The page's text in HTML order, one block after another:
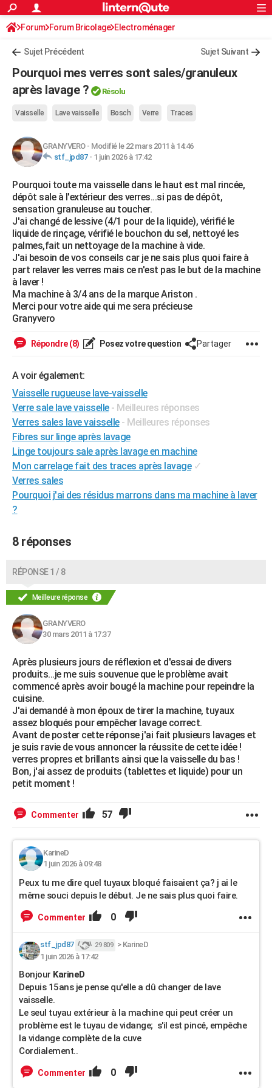
ACTUALITÉS
Politique
Société
Faits Divers
Education
Monde
Villes
+
Programme TV
Streaming
Cinéma
Sorties cinéma
Musique
FINANCE
Retraite
Impôts
Epargne
Immobilier
Risques naturels par ville
Banque
Assurance
Crédit
AUTO
Essais
Réserver un essai
Citadines
Berlines
SUV
Forum auto
HIGH-TECH
Mobiles
Meilleur smartphone
Internet
Ordinateurs
Jeux vidéo
Guide high-tech
+BRICOLAGE
Forum
Aménagement intérieur
Extérieur
Cuisine
Salle de bains
Jardinage
Rangement
WEEK-END
Guides de France
Escapades
Patrimoine
Expositions
Musées
Week-end nature
+LIFESTYLE
Art de vivre
Bien-être
Loisirs
Mode
Modes de vie
SANTE
Alimentation
Guide de la santé
Maladies
Médicaments
Sommeil
VOYAGE
Destinations
City break
Voyage nature
Voyage de noces
Forum
Climat
+PHOTO
GUIDES D'ACHAT
BONS PLANS
Carte de Noël
Carte Bonne année
Carte Saint-Valentin
Carte Pâques
Carte d'anniversaire
Dictionnaire
Biographies
Citations
Expressions
Proverbes
PROGRAMME TV
COPAINS D'AVANT
S'inscrire
Se connecter
Lycées
Collèges
Primaires
Universités
Entreprises
Service militaire
Avis de recherche
AVIS DE DÉCÈS
FORUM
Bricolage
Lifestyle
Culture
Sport
Auto
Television
Voyage
Cinema
S'inscrire
Connexion
Forum Forum Bricolage Electroménager
Sujet Précédent Sujet Suivant
Pourquoi mes verres sont sales/granuleux
après lavage ?
Résolu
Vaisselle Lave vaisselle Bosch Verre Traces
GRANYVERO- Modifié le 22 mars 2011 à 14:46
stf_jpd87- 1 juin 2026 à 17:42
Pourquoi toute ma vaisselle dans le haut est mal rincée,
dépôt sale à l'extérieur des verres...si pas de dépôt,
sensation granuleuse au toucher.
J'ai changé de lessive (4/1 pour de la liquide), vérifié le
liquide de rinçage, vérifié le bouchon du sel, nettoyé les
palmes,fait un nettoyage de la machine à vide.
J'ai besoin de vos conseils car je ne sais plus quoi faire à
part relaver les verres mais ce n'est pas le but de la machine
à laver !
Ma machine à 3/4 ans de la marque Ariston .
Merci pour votre aide qui me sera précieuse
Granyvero
Répondre (8) Posez votre question Partager
A voir également:
Vaisselle rugueuse lave-vaisselle
Verre sale lave vaisselle - Meilleures réponses
Verres sales lave vaisselle - Meilleures réponses
Fibres sur linge après lavage
Linge toujours sale après lavage en machine
Mon carrelage fait des traces après lavage ✓
Verres sales
Pourquoi j'ai des résidus marrons dans ma machine à laver
?
8 réponses
RÉPONSE 1 / 8
Meilleure réponse
GRANYVERO
30 mars 2011 à 17:37
Après plusieurs jours de réflexion et d'essai de divers
produits...je me suis souvenue que le problème avait
commencé après avoir bougé la machine pour repeindre la
cuisine.
J'ai demandé à mon époux de tirer la machine, tuyaux
assez bloqués pour empêcher lavage correct.
Avant de poster cette réponse j'ai fait plusieurs lavages et
je suis ravie de vous annoncer la réussite de cette idée !
verres propres et brillants ainsi que la vaisselle du bas !
Bon, j'ai assez de produits (tablettes et liquide) pour un
petit moment !
Commenter 57
KarineD
1 juin 2026 à 09:48
Peux tu me dire quel tuyaux bloqué faisaient ça? j ai le
même souci depuis le début. Je ne sais plus quoi faire.
Commenter 0
stf_jpd87 29 809 > KarineD
1 juin 2026 à 17:42
Bonjour KarineD
Depuis 15ans je pense qu'elle a dû changer de lave
vaisselle.
Le seul tuyau extérieur à la machine qui peut créer un
problème est le tuyau de vidange; s'il est pincé, empêche
la vidange complète de la cuve
Cordialement..
Commenter 0